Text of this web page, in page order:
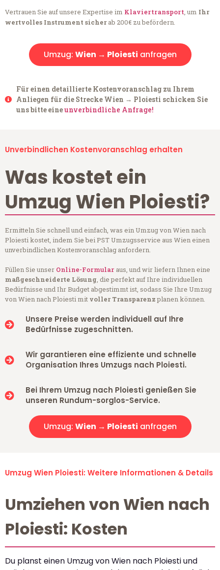
Vertrauen Sie auf unsere Expertise im Klaviertransport, um Ihr
wertvolles Instrument sicherab 200€ zu befördern.
Umzug: Wien → Ploiesti anfragen
Für einen detaillierte Kostenvoranschlag zu Ihrem
Anliegen für die Strecke Wien → Ploiesti schicken Sie
uns bitte eineunverbindliche Anfrage!
Unverbindlichen Kostenvoranschlag erhalten
Was kostet ein
Umzug Wien Ploiesti?
Ermitteln Sie schnell und einfach, was ein Umzug von Wien nach
Ploiesti kostet, indem Sie bei PST Umzugsservice aus Wien einen
unverbindlichen Kostenvoranschlag anfordern.
Füllen Sie unser Online-Formular aus, und wir liefern Ihnen eine
maßgeschneiderte Lösung, die perfekt auf Ihre individuellen
Bedürfnisse und Ihr Budget abgestimmt ist, sodass Sie Ihre Umzug
von Wien nach Ploiesti mit voller Transparenzplanen können.
Unsere Preise werden individuell auf Ihre
Bedürfnisse zugeschnitten.
Wir garantieren eine effiziente und schnelle
Organisation Ihres Umzugs nach Ploiesti.
Bei Ihrem Umzug nach Ploiesti genießen Sie
unseren Rundum-sorglos-Service.
Umzug: Wien → Ploiesti anfragen
Umzug Wien Ploiesti: Weitere Informationen & Details
Umziehen von Wien nach
Ploiesti: Kosten
Du planst einen Umzug von Wien nach Ploiesti und